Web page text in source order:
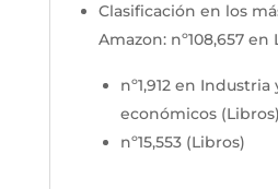
Clasificación en los
Amazon: nº108,657 en
nº1,912 en
económicos (Libros)
nº15,553 (Libros)